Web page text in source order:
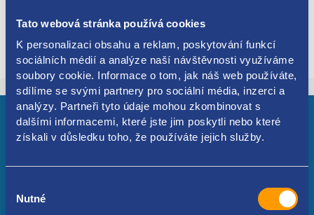
Tato webová stránka používá cookies
K personalizaci obsahu a reklam, poskytování funkcí
sociálních médií a analýze naší návštěvnosti využíváme
soubory cookie. Informace o tom, jak náš web používáte,
sdílíme se svými partnery pro sociální média, inzerci a
analýzy. Partneři tyto údaje mohou zkombinovat s
dalšími informacemi, které jste jim poskytli nebo které
získali v důsledku toho, že používáte jejich služby.
souhlasu
Nutné
Založte si účet
251 62 Tehovec - Mukařov